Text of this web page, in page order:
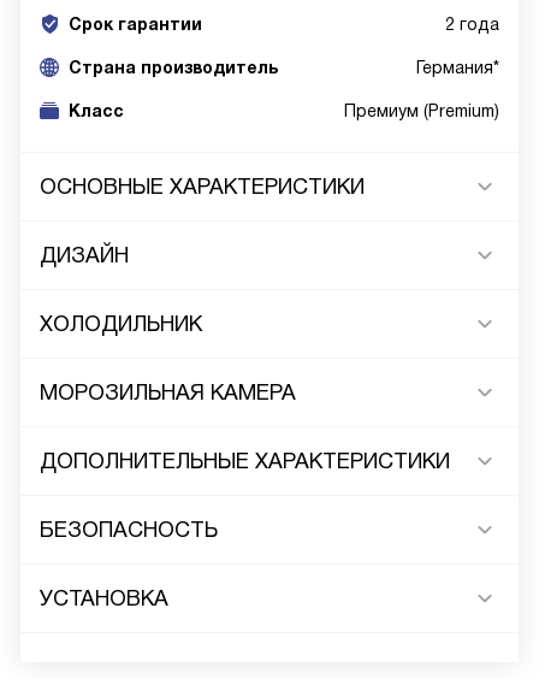
Срок гарантии 2 года
Cтрана производитель Германия*
Класс Премиум (Premium)
ОСНОВНЫЕ ХАРАКТЕРИСТИКИ
ДИЗАЙН
ХОЛОДИЛЬНИК
МОРОЗИЛЬНАЯ КАМЕРА
ДОПОЛНИТЕЛЬНЫЕ ХАРАКТЕРИСТИКИ
БЕЗОПАСНОСТЬ
УСТАНОВКА